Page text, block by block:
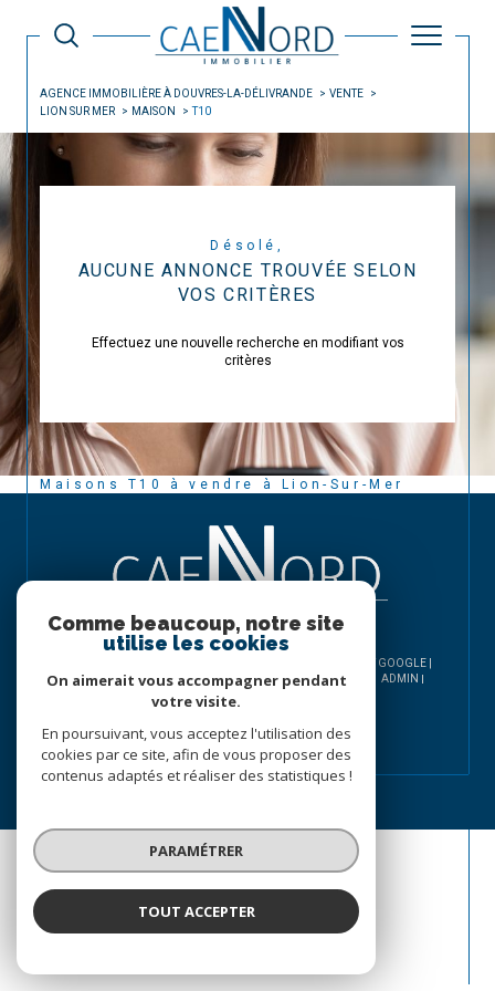
AGENCE IMMOBILIÈRE À DOUVRES-LA-DÉLIVRANDE
VENTE
LION SUR MER
MAISON T10
Désolé,
AUCUNE ANNONCE TROUVÉE SELON
VOS CRITÈRES
Effectuez une nouvelle recherche en modifiant vos
critères
Maisons T10 à vendre à Lion-Sur-Mer
© 2026 | TOUS DROITS RÉSERVÉS | TRADUCTION POWERED BY GOOGLE |
NOS HONORAIRES
PLAN DU SITE MENTIONS LÉGALES
ADMIN
NOS LIENS
POLITIQUE RGPD
Comme beaucoup, notre site
utilise les cookies
On aimerait vous accompagner pendant
votre visite.
En poursuivant, vous acceptez l'utilisation des
cookies par ce site, afin de vous proposer des
contenus adaptés et réaliser des statistiques !
PARAMÉTRER
TOUT ACCEPTER